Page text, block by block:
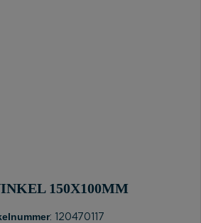
150X100MM
: 120470117